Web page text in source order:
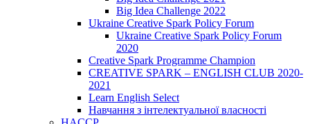
Big Idea Challenge 2022
Ukraine Creative Spark Policy Forum
Ukraine Creative Spark Policy Forum
2020
Creative Spark Programme Champion
CREATIVE SPARK – ENGLISH CLUB 2020-
2021
Learn English Select
Навчання з інтелектуальної власності